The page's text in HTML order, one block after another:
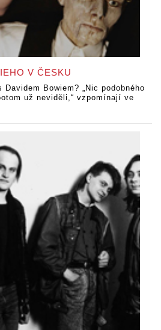
V ČESKU
Davidem Bowiem? „Nic podobného
už neviděli,“ vzpomínají ve